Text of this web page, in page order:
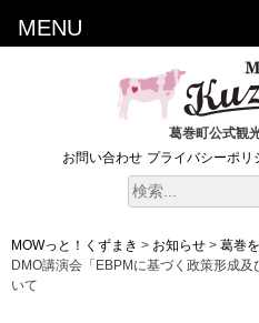
葛巻町公式観
お問い合わせ プライバシーポリ
MOWっと！くずまき > お知らせ > 葛巻
DMO講演会「EBPMに基づく政策形成
いて
MENU